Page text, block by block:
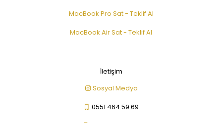
MacBook Pro Sat - Teklif Al
MacBook Air Sat - Teklif Al
İletişim
Sosyal Medya
0551 464 59 69